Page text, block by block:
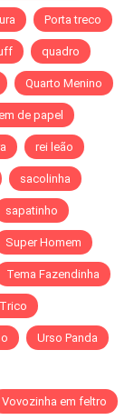
Porta treco
quadro
Quarto Menino
de papel
rei leão
sacolinha
sapatinho
Super Homem
Tema Fazendinha
Trico
Urso Panda
Vovozinha em feltro